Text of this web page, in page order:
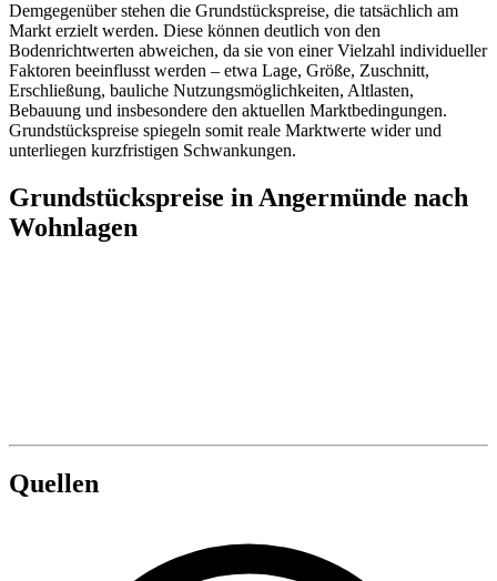
Demgegenüber stehen die Grundstückspreise, die tatsächlich am
Markt erzielt werden. Diese können deutlich von den
Bodenrichtwerten abweichen, da sie von einer Vielzahl individueller
Faktoren beeinflusst werden – etwa Lage, Größe, Zuschnitt,
Erschließung, bauliche Nutzungsmöglichkeiten, Altlasten,
Bebauung und insbesondere den aktuellen Marktbedingungen.
Grundstückspreise spiegeln somit reale Marktwerte wider und
unterliegen kurzfristigen Schwankungen.
Grundstückspreise in Angermünde nach
Wohnlagen
Quellen